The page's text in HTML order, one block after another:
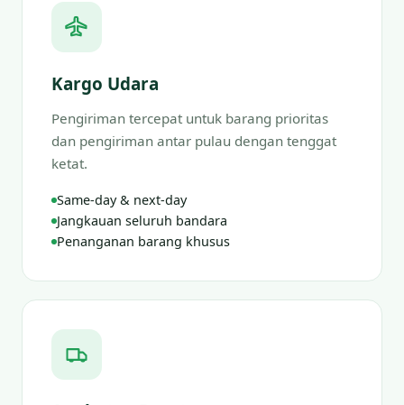
Kargo Udara
Pengiriman tercepat untuk barang prioritas
dan pengiriman antar pulau dengan tenggat
ketat.
Same-day & next-day
Jangkauan seluruh bandara
Penanganan barang khusus